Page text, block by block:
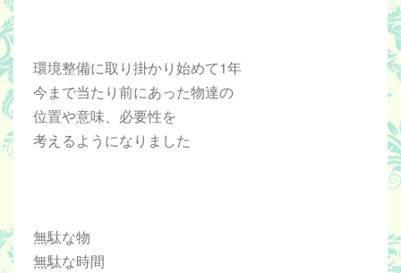
環境整備に取り掛かり始めて1年
今まで当たり前にあった物達の
位置や意味、必要性を
考えるようになりました
無駄な物
無駄な時間